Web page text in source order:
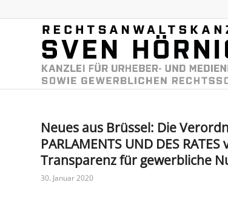
Neues aus Brüssel: Die
PARLAMENTS UND DES
Transparenz für gewerbliche
30. Januar 2020